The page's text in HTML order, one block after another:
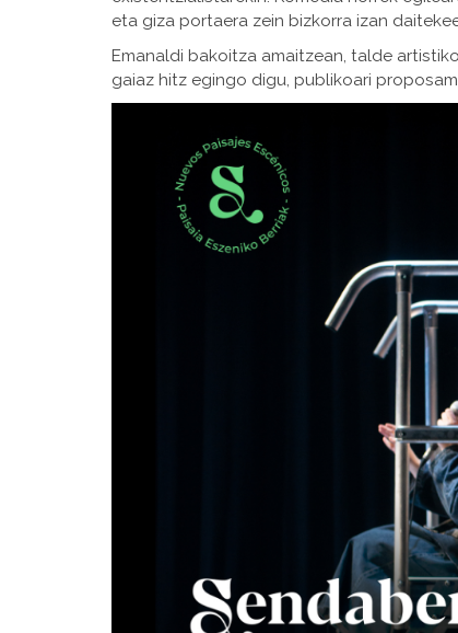
eta giza portaera zein bizkorra izan
Emanaldi bakoitza amaitzean, talde
gaiaz hitz egingo digu, publikoari